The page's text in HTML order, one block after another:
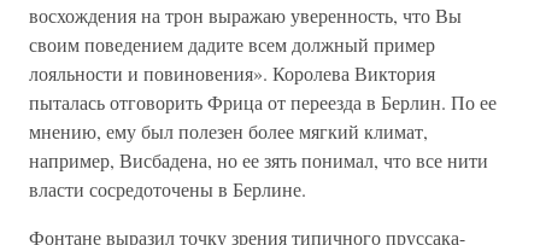
восхождения на трон выражаю уверенность, что Вы
своим поведением дадите всем должный пример
лояльности и повиновения». Королева Виктория
пыталась отговорить Фрица от переезда в Берлин. По ее
мнению, ему был полезен более мягкий климат,
например, Висбадена, но ее зять понимал, что все нити
власти сосредоточены в Берлине.
Фонтане выразил точку зрения типичного пруссака-